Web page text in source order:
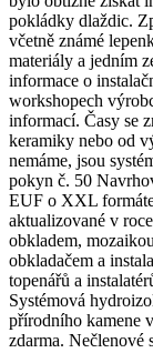
pokládky dlaždic.
včetně známé
materiály a jedním
informace o
workshopech
informací. Časy se
keramiky nebo od
nemáme, jsou
pokyn č. 50
EUF o XXL
aktualizované v
obkladem,
obkladačem a
topenářů a
Systémová
přírodního kamene
zdarma. Nečlenové